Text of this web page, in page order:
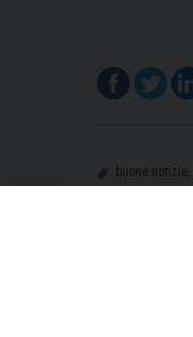
buone notizie